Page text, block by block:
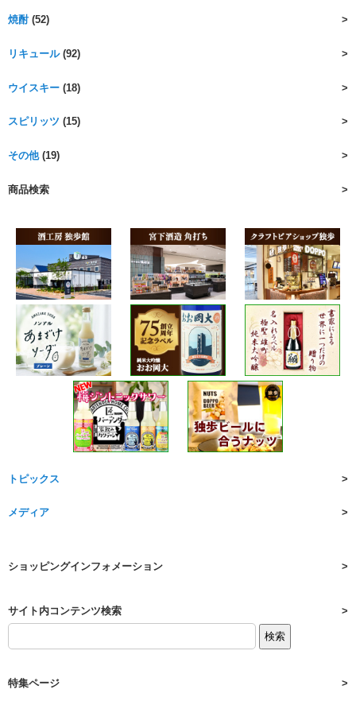
焼酎(52)
リキュール(92)
ウイスキー (18)
スピリッツ (15)
その他(19)
商品検索
トピックス
メディア
ショッピングインフォメーション
サイト内コンテンツ検索
特集ページ